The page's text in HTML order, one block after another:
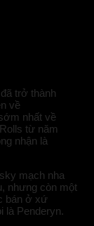
trở thành
về
nhất về
từ năm
nhận là
mạch nha
nhưng còn một
bán ở xứ
là Penderyn.